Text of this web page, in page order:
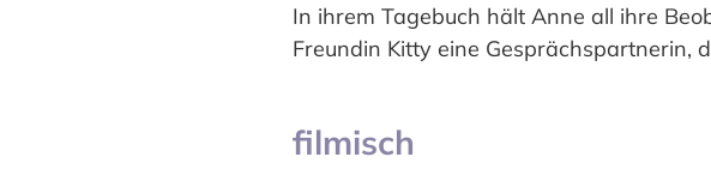
In ihrem Tagebuch hält Anne all ihre
Freundin Kitty eine Gesprächspartnerin,
filmisch